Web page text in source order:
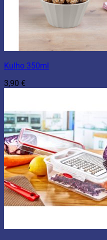
Kulho 350ml
3,90 €